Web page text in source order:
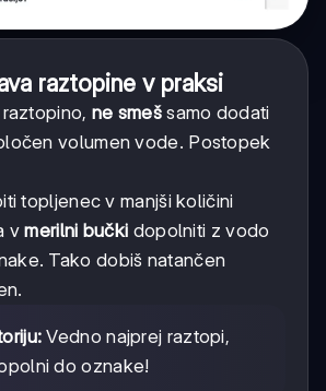
raztopine v praksi
ne smešsamo dodati
volumen vode. Postopek
topljenec v manjši količini
vmerilni bučki dopolniti z vodo
Tako dobiš natančen
Vedno najprej raztopi,
do oznake!